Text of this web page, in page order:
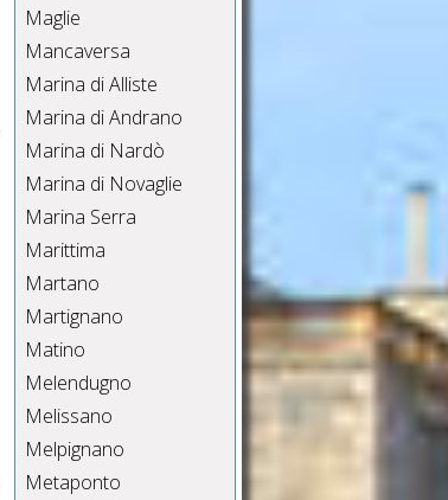
Maglie
Mancaversa
Marina di Alliste
Marina di Andrano
Marina di Nardò
Marina di Novaglie
Marina Serra
Marittima
Martano
Martignano
Matino
Melendugno
Melissano
Melpignano
Metaponto